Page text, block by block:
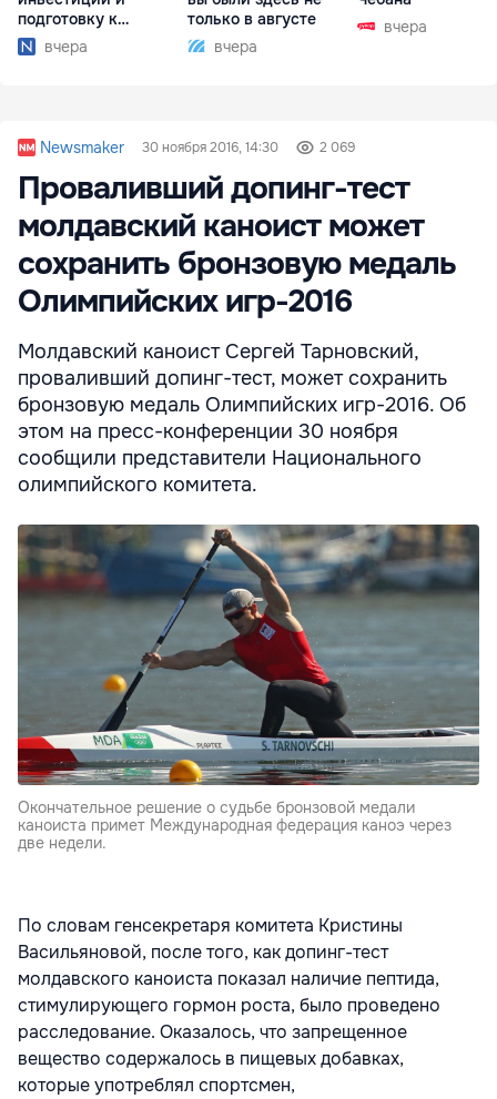
подготовку к
отопительному
сезону
вчера
только в августе
вчера
вчера
Newsmaker 30 ноября 2016, 14:30 2 069
Проваливший допинг-тест
молдавский каноист может
сохранить бронзовую медаль
Олимпийских игр-2016
Молдавский каноист Сергей Тарновский,
проваливший допинг-тест, может сохранить
бронзовую медаль Олимпийских игр-2016. Об
этом на пресс-конференции 30 ноября
сообщили представители Национального
олимпийского комитета.
Окончательное решение о судьбе бронзовой медали
каноиста примет Международная федерация каноэ через
две недели.
По словам генсекретаря комитета Кристины
Васильяновой, после того, как допинг-тест
молдавского каноиста показал наличие пептида,
стимулирующего гормон роста, было проведено
расследование. Оказалось, что запрещенное
вещество содержалось в пищевых добавках,
которые употреблял спортсмен,